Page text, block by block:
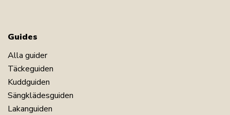
Guides
Alla guider
Täckeguiden
Kuddguiden
Sängklädesguiden
Lakanguiden